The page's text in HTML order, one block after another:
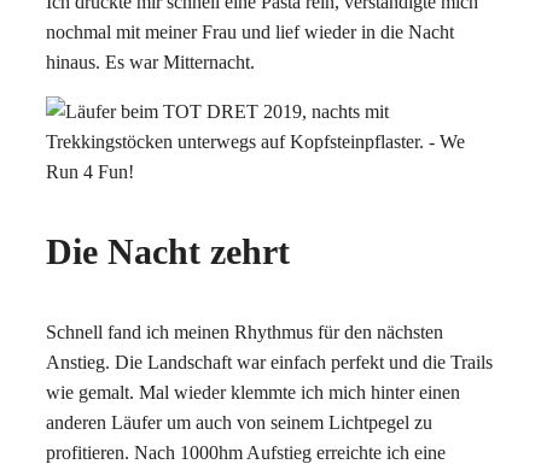
nochmal mit meiner Frau und lief wieder in die Nacht
hinaus. Es war Mitternacht.
Die Nacht zehrt
Schnell fand ich meinen Rhythmus für den nächsten
Anstieg. Die Landschaft war einfach perfekt und die Trails
wie gemalt. Mal wieder klemmte ich mich hinter einen
anderen Läufer um auch von seinem Lichtpegel zu
profitieren. Nach 1000hm Aufstieg erreichte ich eine